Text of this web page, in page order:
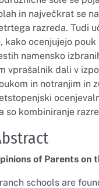
in največkrat se
razreda. Tudi
kako ocenjujejo
namensko
vprašalnik dali v
in notranjim in
so kombiniranje
of Parents on
schools are